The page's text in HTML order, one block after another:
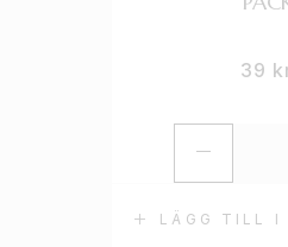
LÄGG TILL I
39